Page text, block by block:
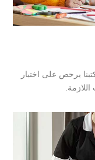
يرحص على اختيار